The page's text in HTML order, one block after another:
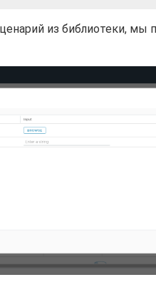
из библиотеки, мы